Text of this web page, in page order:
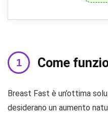
Come
Breast Fast è un’ottima
desiderano un aumento